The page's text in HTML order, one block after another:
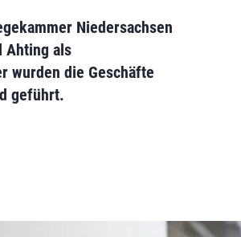
Niedersachsen
Ahting als
wurden die Geschäfte
geführt.